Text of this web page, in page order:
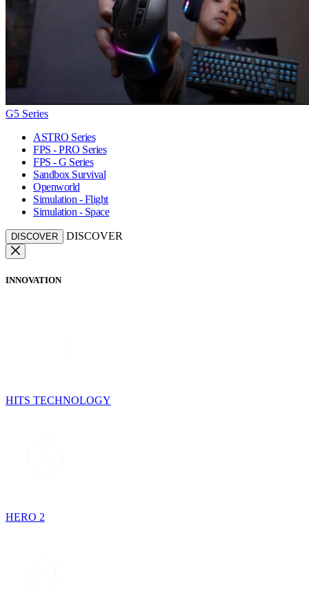
G5 Series
ASTRO Series
FPS - PRO Series
FPS - G Series
Sandbox Survival
Openworld
Simulation - Flight
Simulation - Space
DISCOVER DISCOVER
INNOVATION
HITS TECHNOLOGY
HERO 2